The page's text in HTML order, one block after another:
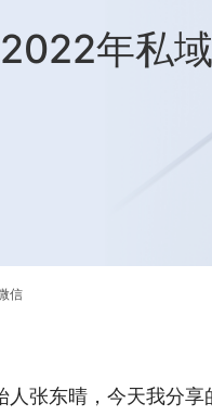
2022年私
信
张东晴，今天我分享